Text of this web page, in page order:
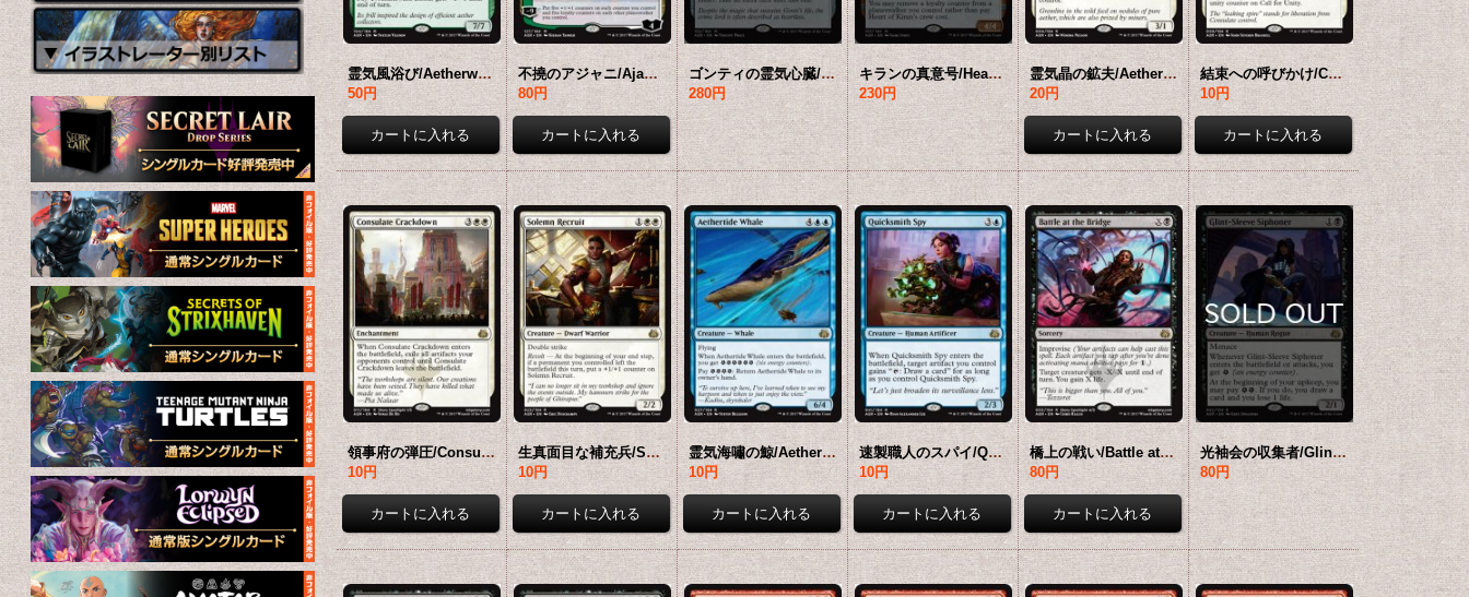
霊気風浴び/Aetherwind Basker 【英語版】 [AER-緑MR]
50円
不撓のアジャニ/Ajani Unyielding 【英語版】 [AER-金MR]
80円
ゴンティの霊気心臓/Gonti's Aether Heart 【英語版】 [AER-灰MR]
280円
キランの真意号/Heart of Kiran 【英語版】 [AER-灰MR]
230円
霊気晶の鉱夫/Aethergeode Miner 【英語版】 [AER-白R]
20円
結束への呼びかけ/Call for Unity 【英語版】 [AER-白R]
10円
領事府の弾圧/Consulate Crackdown 【英語版】 [AER-白R]
10円
生真面目な補充兵/Solemn Recruit 【英語版】 [AER-白R]
10円
霊気海嘯の鯨/Aethertide Whale 【英語版】 [AER-青R]
10円
速製職人のスパイ/Quicksmith Spy 【英語版】 [AER-青R]
10円
橋上の戦い/Battle at the Bridge 【英語版】 [AER-黒R]
80円
光袖会の収集者/Glint-Sleeve Siphoner 【英語版】 [AER-黒R]
80円